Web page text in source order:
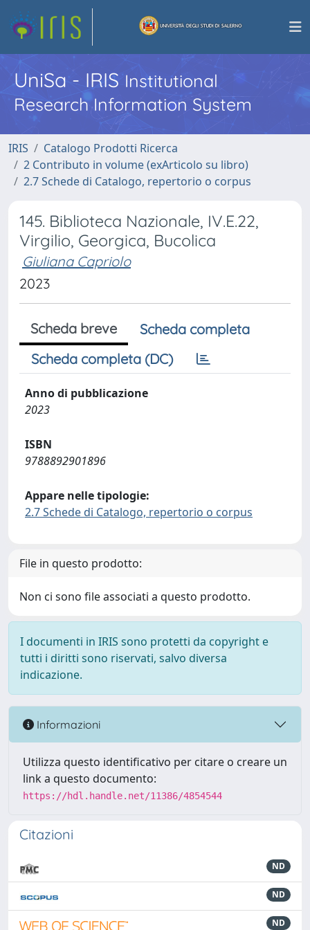
UniSa - IRISInstitutional
Research Information System
IRIS
Catalogo Prodotti Ricerca
2 Contributo in volume (exArticolo su libro)
2.7 Schede di Catalogo, repertorio o corpus
145. Biblioteca Nazionale, IV.E.22,
Virgilio, Georgica, Bucolica
Giuliana Capriolo
2023
Scheda breve
Scheda completa
Scheda completa (DC)
Anno di pubblicazione
2023
ISBN
9788892901896
Appare nelle tipologie:
2.7 Schede di Catalogo, repertorio o corpus
File in questo prodotto:
Non ci sono file associati a questo prodotto.
I documenti in IRIS sono protetti da copyright e
tutti i diritti sono riservati, salvo diversa
indicazione.
Informazioni
Utilizza questo identificativo per citare o creare un
link a questo documento:
https://hdl.handle.net/11386/4854544
Citazioni
ND
ND
ND